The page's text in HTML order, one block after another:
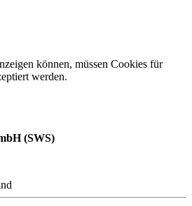
können, müssen Cookies für
werden.
(SWS)